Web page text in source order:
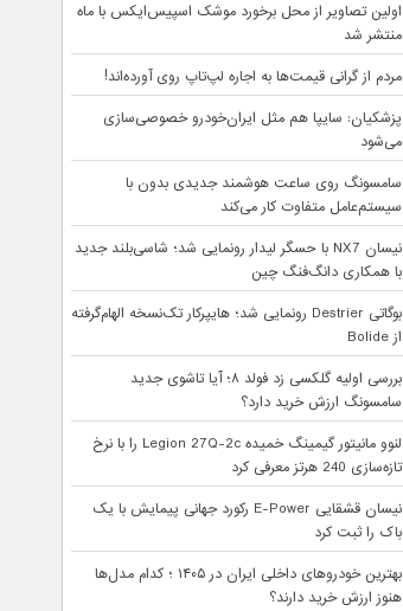
اولین تصاویر از محل برخورد موشک اسپیس‌ایکس با ماه
منتشر شد
مردم از گرانی قیمت‌ها به اجاره لپ‌تاپ روی آورده‌اند!
پزشکیان: سایپا هم مثل ایران‌خودرو خصوصی‌سازی
می‌شود
سامسونگ روی ساعت هوشمند جدیدی بدون با
سیستم‌عامل متفاوت کار می‌کند
نیسان NX7 با حسگر لیدار رونمایی شد؛ شاسی‌بلند جدید
با همکاری دانگ‌فنگ چین
بوگاتی Destrier رونمایی شد؛ هایپرکار تک‌نسخه الهام‌گرفته
از Bolide
بررسی اولیه گلکسی زد فولد ۸؛ آیا تاشوی جدید
سامسونگ ارزش خرید دارد؟
لنوو مانیتور گیمینگ خمیده Legion 27Q-2c را با نرخ
تازه‌سازی 240 هرتز معرفی کرد
نیسان قشقایی E-Power رکورد جهانی پیمایش با یک
باک را ثبت کرد
بهترین خودروهای داخلی ایران در ۱۴۰۵ ؛ کدام مدل‌ها
هنوز ارزش خرید دارند؟